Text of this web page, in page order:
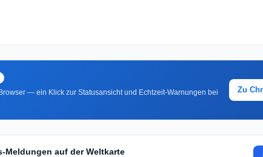
— ein Klick zur Statusansicht und Echtzeit-Warnungen bei
Zu
Meldungen auf der Weltkarte